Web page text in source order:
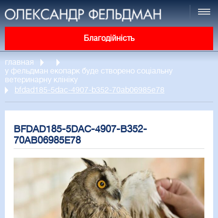
Благодійність
главная
у фельдман екопарк буде створено соціальну
ветеринарну клініку
bfdad185-5dac-4907-b352-70ab06985e78
BFDAD185-5DAC-4907-B352-
70AB06985E78